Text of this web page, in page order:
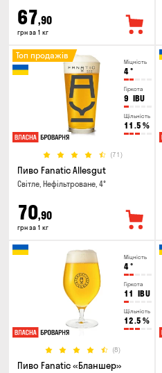
67,90
грн за 1 кг
Міцність
4°
Гіркота
9 IBU
Щільність
11.5 %
(71)
Топ продажів
Пиво Fanatic Allesgut
Світле, Нефільтроване, 4°
70,90
грн за 1 кг
Міцність
4°
Гіркота
11 IBU
Щільність
12.5 %
(8)
Пиво Fanatic «Бланшер»